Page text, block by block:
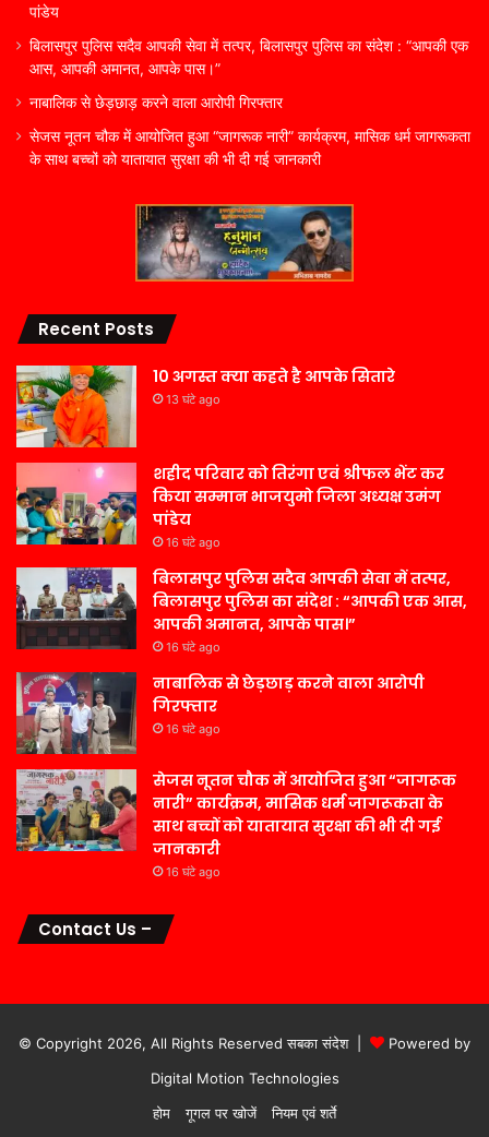
पांडेय
बिलासपुर पुलिस सदैव आपकी सेवा में तत्पर, बिलासपुर पुलिस का संदेश : “आपकी एक
आस, आपकी अमानत, आपके पास।”
नाबालिक से छेड़छाड़ करने वाला आरोपी गिरफ्तार
सेजस नूतन चौक में आयोजित हुआ “जागरूक नारी” कार्यक्रम, मासिक धर्म जागरूकता
के साथ बच्चों को यातायात सुरक्षा की भी दी गई जानकारी
Recent Posts
10 अगस्त क्या कहते है आपके सितारे
13 घंटे ago
शहीद परिवार को तिरंगा एवं श्रीफल भेंट कर
किया सम्मान भाजयुमो जिला अध्यक्ष उमंग
पांडेय
16 घंटे ago
बिलासपुर पुलिस सदैव आपकी सेवा में तत्पर,
बिलासपुर पुलिस का संदेश : “आपकी एक आस,
आपकी अमानत, आपके पास।”
16 घंटे ago
नाबालिक से छेड़छाड़ करने वाला आरोपी
गिरफ्तार
16 घंटे ago
सेजस नूतन चौक में आयोजित हुआ “जागरूक
नारी” कार्यक्रम, मासिक धर्म जागरूकता के
साथ बच्चों को यातायात सुरक्षा की भी दी गई
जानकारी
16 घंटे ago
Contact Us –
© Copyright 2026, All Rights Reserved सबका संदेश |
Powered by
Digital Motion Technologies
होम
गूगल पर खोजें नियम एवं शर्ते